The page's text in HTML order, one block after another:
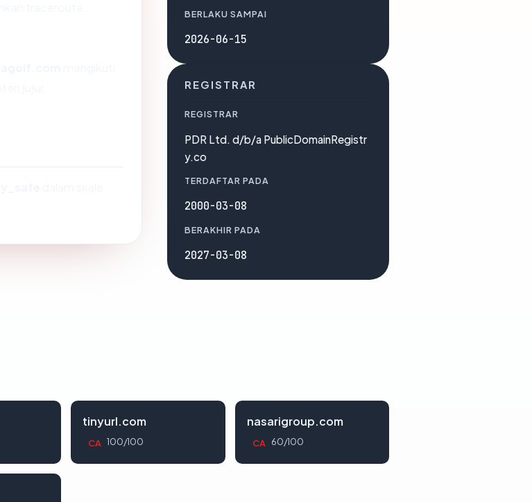
BERLAKU SAMPAI
2026-06-15
REGISTRAR
REGISTRAR
PDR Ltd. d/b/a PublicDomainRegistr
y.co
TERDAFTAR PADA
2000-03-08
BERAKHIR PADA
2027-03-08
tinyurl.com
CA 100/100
nasarigroup.com
CA 60/100